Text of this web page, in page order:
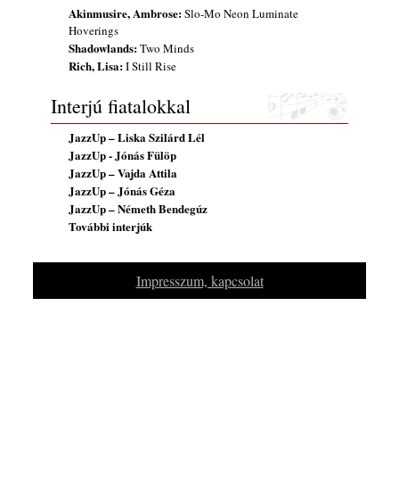
2026. július 31.
Magyar jazzmuzsikus szülők és zenész
gyermekeik – 42. rész: Vörös László +
2026. július 30.
The Next Generation — 11. rész: Horváth
Szabolcs
2026. július 25.
Eged Márton: Old Songs
2026. július 25.
FREE JAZZ ALBUMS 2026 - 134. rész
A free jazz kiemelkedő alakjai - 79. rész:
Marion Brown
Akinmusire, Ambrose:Slo-Mo Neon Luminate
Hoverings
Shadowlands:Two Minds
Rich, Lisa:I Still Rise
Interjú fiatalokkal
JazzUp – Liska Szilárd Lél
JazzUp - Jónás Fülöp
JazzUp – Vajda Attila
JazzUp – Jónás Géza
JazzUp – Németh Bendegúz
További interjúk
Impresszum, kapcsolat